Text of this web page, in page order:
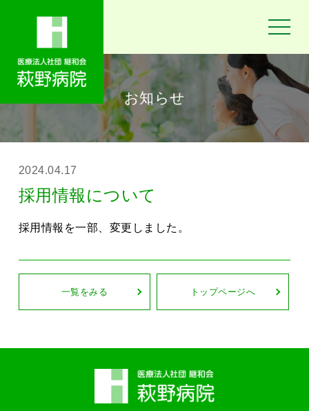
toggle
お知らせ
2024.04.17
採用情報について
採用情報を一部、変更しました。
一覧をみる トップページへ